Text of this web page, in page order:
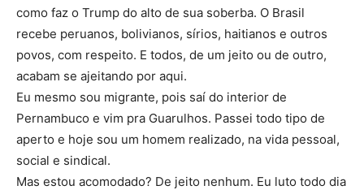
como faz o Trump do alto de sua soberba. O Brasil
recebe peruanos, bolivianos, sírios, haitianos e outros
povos, com respeito. E todos, de um jeito ou de outro,
acabam se ajeitando por aqui.
Eu mesmo sou migrante, pois saí do interior de
Pernambuco e vim pra Guarulhos. Passei todo tipo de
aperto e hoje sou um homem realizado, na vida pessoal,
social e sindical.
Mas estou acomodado? De jeito nenhum. Eu luto todo dia